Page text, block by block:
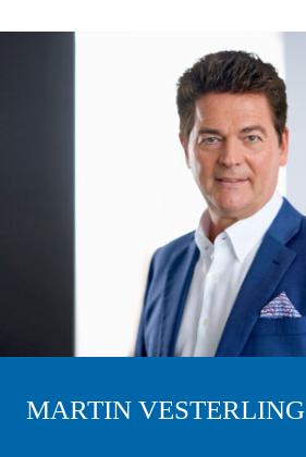
MARTIN VESTERLING